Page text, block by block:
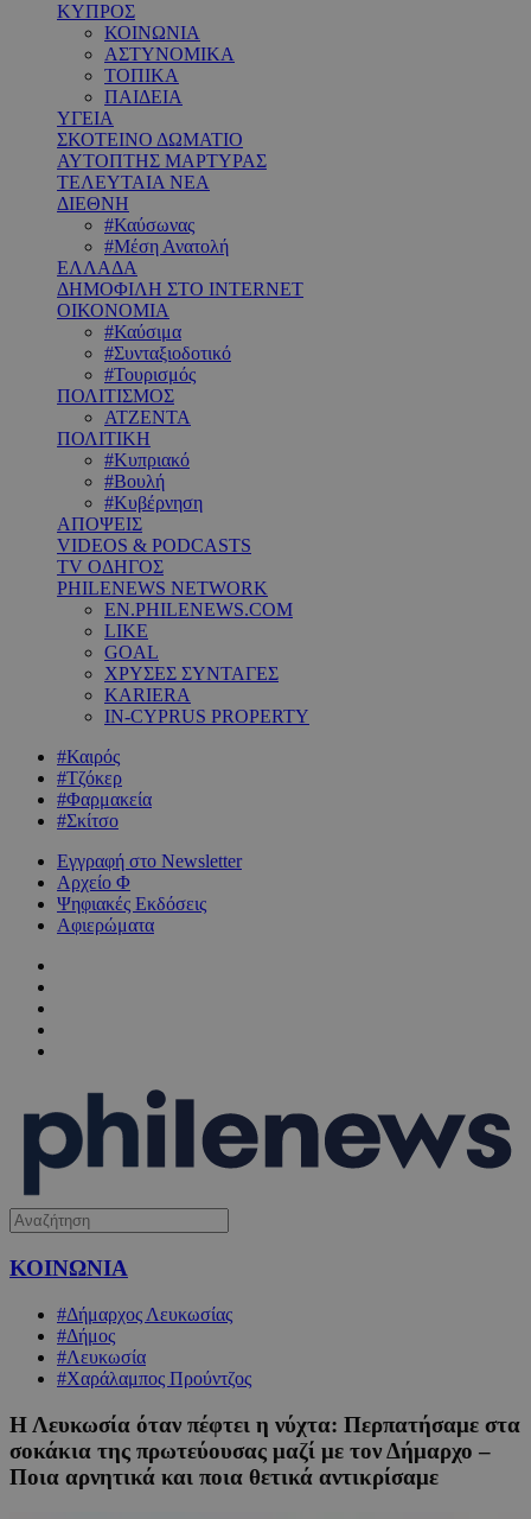
ΚΥΠΡΟΣ
ΚΟΙΝΩΝΙΑ
ΑΣΤΥΝΟΜΙΚΑ
ΤΟΠΙΚΑ
ΠΑΙΔΕΙΑ
ΥΓΕΙΑ
ΣΚΟΤΕΙΝΟ ΔΩΜΑΤΙΟ
ΑΥΤΟΠΤΗΣ ΜΑΡΤΥΡΑΣ
ΤΕΛΕΥΤΑΙΑ ΝΕΑ
ΔΙΕΘΝΗ
#Καύσωνας
#Μέση Ανατολή
ΕΛΛΑΔΑ
ΔΗΜΟΦΙΛΗ ΣΤΟ INTERNET
ΟΙΚΟΝΟΜΙΑ
#Καύσιμα
#Συνταξιοδοτικό
#Τουρισμός
ΠΟΛΙΤΙΣΜΟΣ
ΑΤΖΕΝΤΑ
ΠΟΛΙΤΙΚΗ
#Κυπριακό
#Βουλή
#Κυβέρνηση
ΑΠΟΨΕΙΣ
VIDEOS & PODCASTS
TV ΟΔΗΓΟΣ
PHILENEWS NETWORK
EN.PHILENEWS.COM
LIKE
GOAL
ΧΡΥΣΕΣ ΣΥΝΤΑΓΕΣ
KARIERA
IN-CYPRUS PROPERTY
#Καιρός
#Τζόκερ
#Φαρμακεία
#Σκίτσο
Εγγραφή στο Newsletter
Αρχείο Φ
Ψηφιακές Εκδόσεις
Αφιερώματα
ΚΟΙΝΩΝΙΑ
#Δήμαρχος Λευκωσίας
#Δήμος
#Λευκωσία
#Χαράλαμπος Προύντζος
Η Λευκωσία όταν πέφτει η νύχτα: Περπατήσαμε στα
σοκάκια της πρωτεύουσας μαζί με τον Δήμαρχο –
Ποια αρνητικά και ποια θετικά αντικρίσαμε